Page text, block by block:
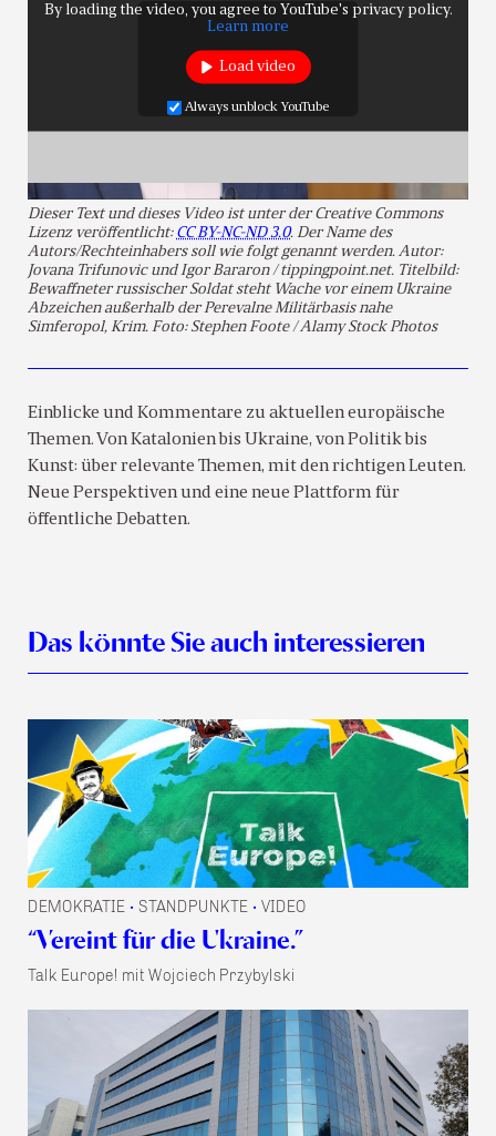
By loading the video, you agree to YouTube's privacy policy.
Learn more
Load video
Always unblock YouTube
Dieser Text und dieses Video ist unter der Creative Commons
Lizenz veröffentlicht: CC BY-NC-ND 3.0. Der Name des
Autors/Rechteinhabers soll wie folgt genannt werden. Autor:
Jovana Trifunovic und Igor Bararon / tippingpoint.net. Titelbild:
Bewaffneter russischer Soldat steht Wache vor einem Ukraine
Abzeichen außerhalb der Perevalne Militärbasis nahe
Simferopol, Krim. Foto: Stephen Foote / Alamy Stock Photos
Einblicke und Kommentare zu aktuellen europäische
Themen. Von Katalonien bis Ukraine, von Politik bis
Kunst: über relevante Themen, mit den richtigen Leuten.
Neue Perspektiven und eine neue Plattform für
öffentliche Debatten.
Das könnte Sie auch interessieren
DEMOKRATIE • STANDPUNKTE • VIDEO
“Vereint für die Ukraine.”
Talk Europe! mit Wojciech Przybylski